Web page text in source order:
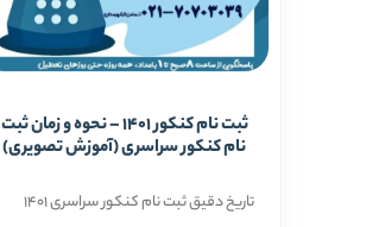
ثبت نام کنکور 1401 – نحوه و زمان ثبت
نام کنکور سراسری (آموزش تصویری)
تاریخ دقیق ثبت نام کنکور سراسری 1401